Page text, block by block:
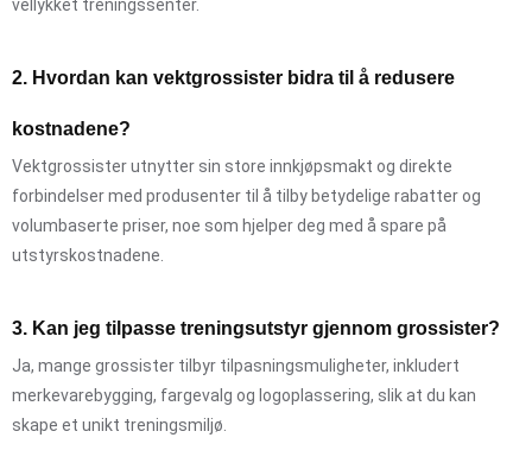
vellykket treningssenter.
2. Hvordan kan vektgrossister bidra til å redusere
kostnadene?
Vektgrossister utnytter sin store innkjøpsmakt og direkte
forbindelser med produsenter til å tilby betydelige rabatter og
volumbaserte priser, noe som hjelper deg med å spare på
utstyrskostnadene.
3. Kan jeg tilpasse treningsutstyr gjennom grossister?
Ja, mange grossister tilbyr tilpasningsmuligheter, inkludert
merkevarebygging, fargevalg og logoplassering, slik at du kan
skape et unikt treningsmiljø.